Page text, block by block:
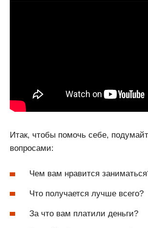
Итак, чтобы помочь себе,
вопросами:
Чем вам нравится
Что получается лучше всего?
За что вам платили деньги?